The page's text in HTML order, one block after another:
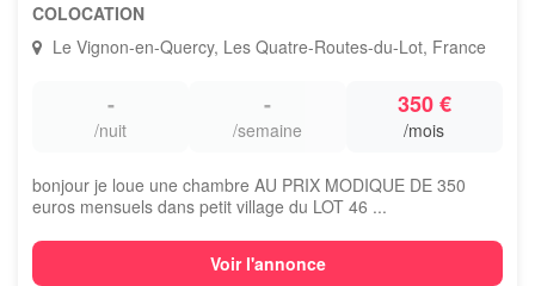
COLOCATION
Le Vignon-en-Quercy, Les Quatre-Routes-du-Lot, France
-
/nuit
-
/semaine
350 €
/mois
bonjour je loue une chambre AU PRIX MODIQUE DE 350
euros mensuels dans petit village du LOT 46 ...
Voir l'annonce